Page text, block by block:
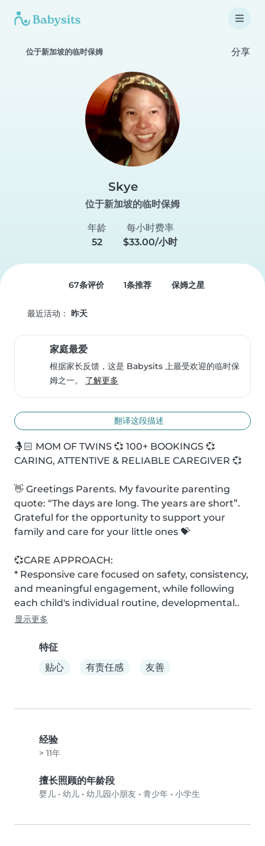
位于新加坡的临时保姆 分享
Skye
位于新加坡的临时保姆
年龄
52
每小时费率
$33.00/小时
67条评价 1条推荐 保姆之星
最近活动： 昨天
家庭最爱
根据家长反馈，这是 Babysits 上最受欢迎的临时保
姆之一。 了解更多
翻译这段描述
🤱🏻 MOM OF TWINS 💞 100+ BOOKINGS 💞
CARING, ATTENTIVE & RELIABLE CAREGIVER 💞
👋 Greetings Parents. My favourite parenting
quote: “The days are long. The years are short”.
Grateful for the opportunity to support your
family and care for your little ones 💝
💞CARE APPROACH:
* Responsive care focused on safety, consistency,
and meaningful engagement, while following
each child's individual routine, developmental..
显示更多
特征
贴心
有责任感 友善
经验
> 11年
擅长照顾的年龄段
婴儿 • 幼儿 • 幼儿园小朋友 • 青少年 • 小学生